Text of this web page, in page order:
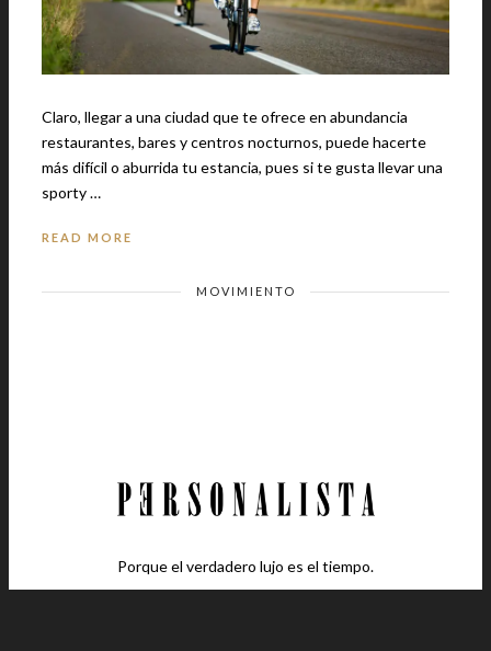
Claro, llegar a una ciudad que te ofrece en abundancia
restaurantes, bares y centros nocturnos, puede hacerte
más difícil o aburrida tu estancia, pues si te gusta llevar una
sporty …
READ MORE
MOVIMIENTO
Porque el verdadero lujo es el tiempo.